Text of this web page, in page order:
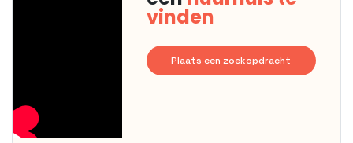
vinden
Plaats een zoekopdracht